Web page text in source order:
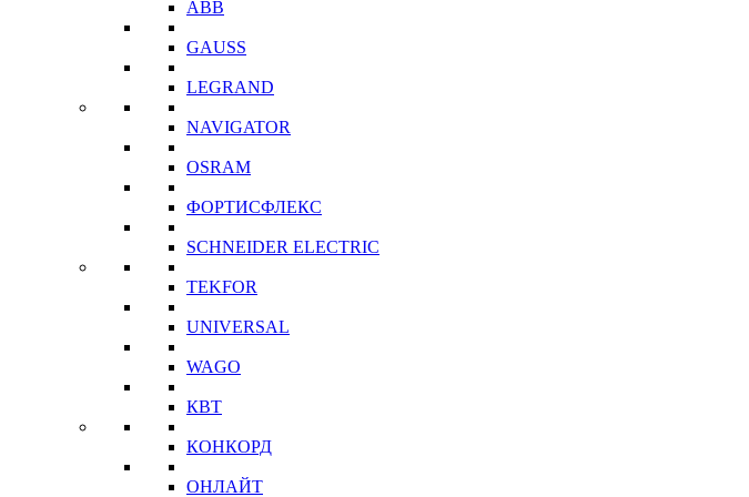
ABB
GAUSS
LEGRAND
NAVIGATOR
OSRAM
ФОРТИСФЛЕКС
SCHNEIDER ELECTRIC
TEKFOR
UNIVERSAL
WAGO
КВТ
КОНКОРД
ОНЛАЙТ